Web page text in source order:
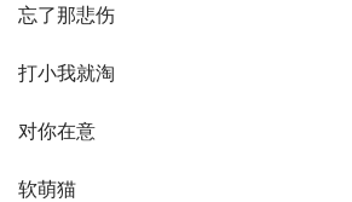
忘了那悲伤
打小我就淘
对你在意
软萌猫